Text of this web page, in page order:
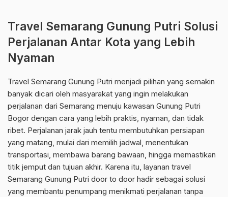
Travel Semarang Gunung Putri Solusi
Perjalanan Antar Kota yang Lebih
Nyaman
Travel Semarang Gunung Putri menjadi pilihan yang semakin
banyak dicari oleh masyarakat yang ingin melakukan
perjalanan dari Semarang menuju kawasan Gunung Putri
Bogor dengan cara yang lebih praktis, nyaman, dan tidak
ribet. Perjalanan jarak jauh tentu membutuhkan persiapan
yang matang, mulai dari memilih jadwal, menentukan
transportasi, membawa barang bawaan, hingga memastikan
titik jemput dan tujuan akhir. Karena itu, layanan travel
Semarang Gunung Putri door to door hadir sebagai solusi
yang membantu penumpang menikmati perjalanan tanpa